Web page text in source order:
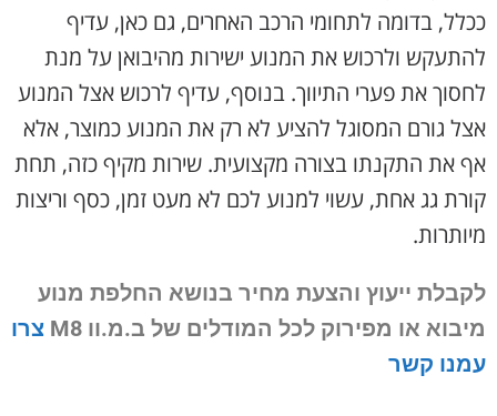
ככלל, בדומה לתחומי הרכב האחרים, גם כאן, עדיף
להתעקש ולרכוש את המנוע ישירות מהיבואן על מנת
לחסוך את פערי התיווך. בנוסף, עדיף לרכוש אצל המנוע
אצל גורם המסוגל להציע לא רק את המנוע כמוצר, אלא
אף את התקנתו בצורה מקצועית. שירות מקיף כזה, תחת
קורת גג אחת, עשוי למנוע לכם לא מעט זמן, כסף וריצות
מיותרות.
לקבלת ייעוץ והצעת מחיר בנושא החלפת מנוע
מיבוא או מפירוק לכל המודלים של ב.מ.וו M8
צרו
עמנו קשר